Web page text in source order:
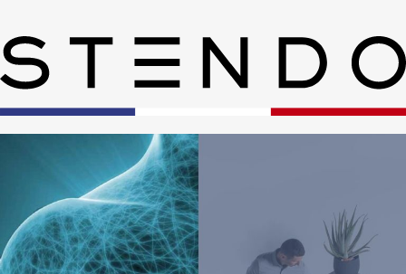
Skip to main content